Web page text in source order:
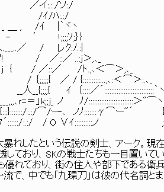
:.:./ソ:/
/ｲ/ﾊ:.:/
/ｲ |｀ヾヽ
- ′ !;;;;ｿ;｝}
..___..／ / レｸ:ﾉ
ﾉ! / ／::／ ..:j＞,､_ │種
／´ j { / ／::／ /ト.,､
/ ｛;;;;;{ ／ / {::::::::::...,､:＜⌒＞
、 __人__{;;;;{ ｲ ｛::::／
＞､,,_____,,,､ｒ=＝」k;;j_ ノ ﾉ/
:.:/⌒/ｰ-､ ノﾉ
｀7´::::::/:.:/ / O ∨ｲ::::::::::ノ
れしたという伝説の剣士、アーク。現
しており、SKの戦士たちも一目置いてい
優れており、街の住人や部下である衛
で、中でも「九環刀」は彼の代名詞と